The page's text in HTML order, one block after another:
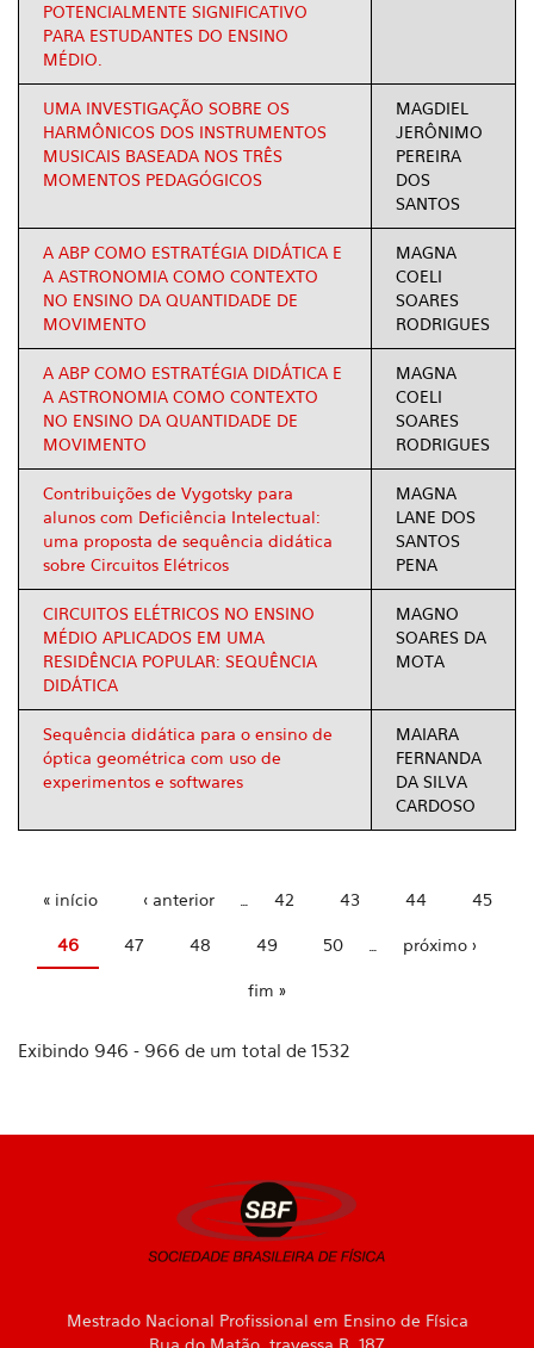
POTENCIALMENTE SIGNIFICATIVO
PARA ESTUDANTES DO ENSINO
MÉDIO.
UMA INVESTIGAÇÃO SOBRE OS
HARMÔNICOS DOS INSTRUMENTOS
MUSICAIS BASEADA NOS TRÊS
MOMENTOS PEDAGÓGICOS
MAGDIEL
JERÔNIMO
PEREIRA
DOS
SANTOS
A ABP COMO ESTRATÉGIA DIDÁTICA E
A ASTRONOMIA COMO CONTEXTO
NO ENSINO DA QUANTIDADE DE
MOVIMENTO
MAGNA
COELI
SOARES
RODRIGUES
A ABP COMO ESTRATÉGIA DIDÁTICA E
A ASTRONOMIA COMO CONTEXTO
NO ENSINO DA QUANTIDADE DE
MOVIMENTO
MAGNA
COELI
SOARES
RODRIGUES
Contribuições de Vygotsky para
alunos com Deficiência Intelectual:
uma proposta de sequência didática
sobre Circuitos Elétricos
MAGNA
LANE DOS
SANTOS
PENA
CIRCUITOS ELÉTRICOS NO ENSINO
MÉDIO APLICADOS EM UMA
RESIDÊNCIA POPULAR: SEQUÊNCIA
DIDÁTICA
MAGNO
SOARES DA
MOTA
Sequência didática para o ensino de
óptica geométrica com uso de
experimentos e softwares
MAIARA
FERNANDA
DA SILVA
CARDOSO
« início ‹ anterior 42 43 44 45
46 47 48 49 50 próximo ›
fim »
Exibindo 946 - 966 de um total de 1532
Mestrado Nacional Profissional em Ensino de Física